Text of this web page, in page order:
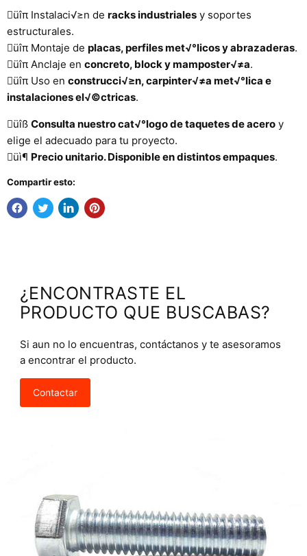
üîπ Instalaci√≥n de racks industriales y soportes
estructurales.
üîπ Montaje de placas, perfiles met√°licos y abrazaderas.
üîπ Anclaje en concreto, block y mamposter√≠a.
üîπ Uso en construcci√≥n, carpinter√≠a met√°lica e
instalaciones el√©ctricas.
üîß Consulta nuestro cat√°logo de taquetes de acero y
elige el adecuado para tu proyecto.
üì¶ Precio unitario. Disponible en distintos empaques.
Compartir esto:
¿ENCONTRASTE EL
PRODUCTO QUE BUSCABAS?
Si aun no lo encuentras, contáctanos y te asesoramos
a encontrar el producto.
Contactar